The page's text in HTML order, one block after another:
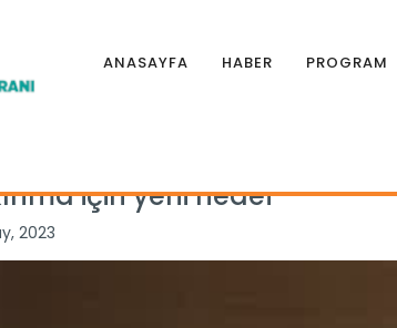
ANASAYFA HABER PROGRAM
için yeni hedef
2023